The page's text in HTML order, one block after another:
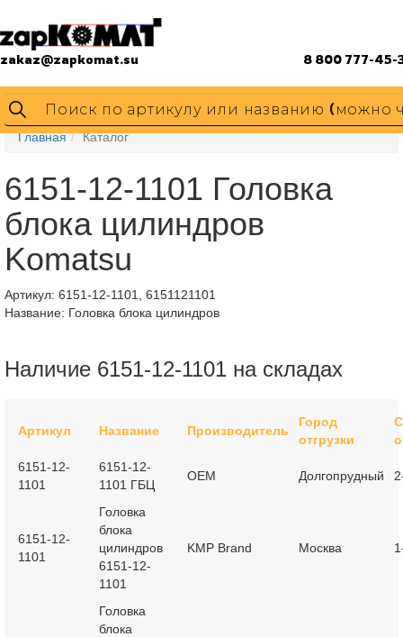
zakaz@zapkomat.su 8 800 777-45-
Главная Каталог
6151-12-1101 Головка
блока цилиндров
Komatsu
Артикул: 6151-12-1101, 6151121101
Название: Головка блока цилиндров
Наличие 6151-12-1101 на складах
Артикул Название Производитель
Город
отгрузки
6151-12-
1101
6151-12-
1101 ГБЦ
OEM Долгопрудный
6151-12-
1101
Головка
блока
цилиндров
6151-12-
1101
KMP Brand Москва
Головка
блока